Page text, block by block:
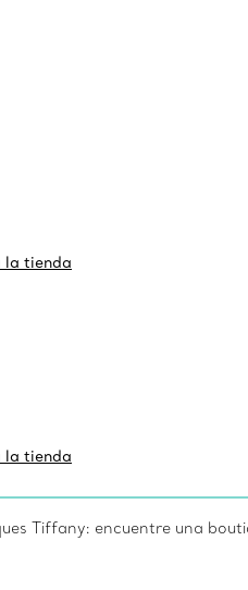
la tienda
la tienda
Tiffany: encuentre una